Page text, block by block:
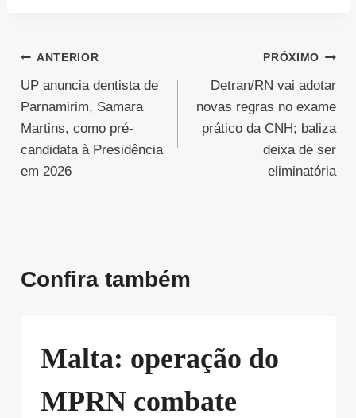
Navegação
de
Post
ANTERIOR
UP anuncia dentista de
Parnamirim, Samara
Martins, como pré-
candidata à Presidência
em 2026
PRÓXIMO
Detran/RN vai adotar
novas regras no exame
prático da CNH; baliza
deixa de ser
eliminatória
Confira também
Malta: operação do
MPRN combate